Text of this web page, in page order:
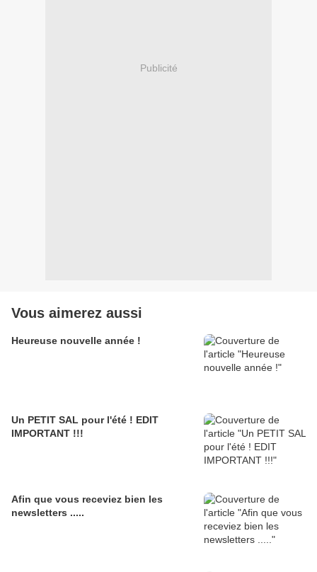
Publicité
Vous aimerez aussi
Heureuse nouvelle année !
Un PETIT SAL pour l'été ! EDIT
IMPORTANT !!!
Afin que vous receviez bien les
newsletters .....